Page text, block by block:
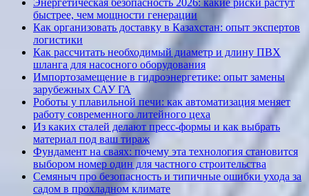
Энергетическая безопасность 2026: какие риски растут
быстрее, чем мощности генерации
Как организовать доставку в Казахстан: опыт экспертов
логистики
Как рассчитать необходимый диаметр и длину ПВХ
шланга для насосного оборудования
Импортозамещение в гидроэнергетике: опыт замены
зарубежных САУ ГА
Роботы у плавильной печи: как автоматизация меняет
работу современного литейного цеха
Из каких сталей делают пресс-формы и как выбрать
материал под ваш тираж
Фундамент на сваях: почему эта технология становится
выбором номер один для частного строительства
Семяныч про безопасность и типичные ошибки ухода за
садом в прохладном климате